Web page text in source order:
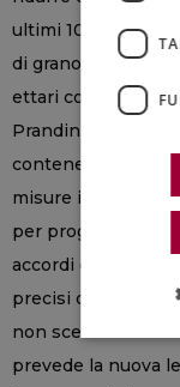
ultimi 10 anni
di grano su cinque
ettari coltivati”
Prandini, nel
contenere il caro
misure immediate
per programmare
accordi di filiera
precisi obiettivi
non scendano mai
prevede la nuova